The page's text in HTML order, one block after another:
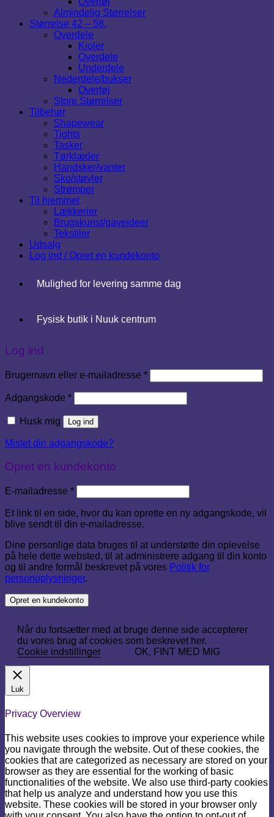
Almindelig Størrelser
Størrelse 42 – 58.
Overdele
Kjoler
Overdele
Underdele
Nederdele/bukser
Overtøj
Store Størrelser
Tilbehør
Shapewear
Tights
Tasker
Tørklæder
Handsker/vanter
Sko/støvler
Strømper
Til hjemmet
Lækkerier
Brugskunst/gaveideer
Tekstiler
Udsalg
Log ind / Opret en kundekonto
Mulighed for levering samme dag
Fysisk butik i Nuuk centrum
Log ind
Brugernavn eller e-mailadresse *Påkrævet
Adgangskode *Påkrævet
Husk mig Log ind
Mistet din adgangskode?
Opret en kundekonto
E-mailadresse *Påkrævet
Et link til en side, hvor du kan oprette en ny adgangskode, vil
blive sendt til din e-mailadresse.
Dine personlige data bruges til at understøtte din oplevelse
på hele dette websted, til at administrere adgang til din konto
og til andre formål beskrevet på vores Politik for
personoplysninger.
Opret en kundekonto
Når du fortsætter med at bruge denne side accepterer
du vores brug af cookies som beskrevet her.
Cookie indstillinger
OK, FINT MED MIG
Luk
Privacy Overview
This website uses cookies to improve your experience while
you navigate through the website. Out of these cookies, the
cookies that are categorized as necessary are stored on your
browser as they are essential for the working of basic
functionalities of the website. We also use third-party cookies
that help us analyze and understand how you use this
website. These cookies will be stored in your browser only